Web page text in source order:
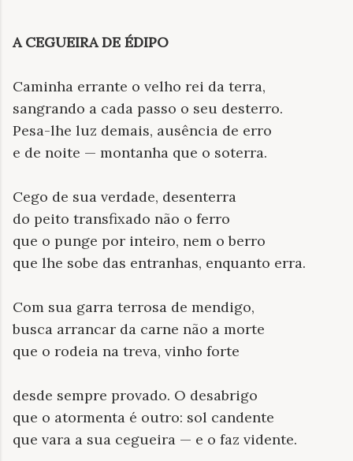
A CEGUEIRA DE ÉDIPO
Caminha errante o velho rei da terra,
sangrando a cada passo o seu desterro.
Pesa-lhe luz demais, ausência de erro
e de noite — montanha que o soterra.
Cego de sua verdade, desenterra
do peito transfixado não o ferro
que o punge por inteiro, nem o berro
que lhe sobe das entranhas, enquanto erra.
Com sua garra terrosa de mendigo,
busca arrancar da carne não a morte
que o rodeia na treva, vinho forte
desde sempre provado. O desabrigo
que o atormenta é outro: sol candente
que vara a sua cegueira — e o faz vidente.